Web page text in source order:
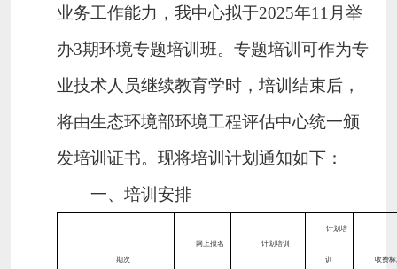
业务工作能力，我中心拟于2025年11 月举
办3期环境专题培训班。专题培训可作为专
业技术人员继续教育学时，培训结束后，
将由生态环境部环境工程评估中心统一颁
发培训证书。现将培训计划通知如下：
一、培训安排